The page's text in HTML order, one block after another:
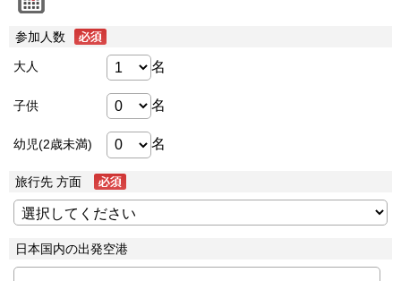
参加人数
大人 名
子供 名
幼児(2歳未満) 名
旅行先 方面
日本国内の出発空港